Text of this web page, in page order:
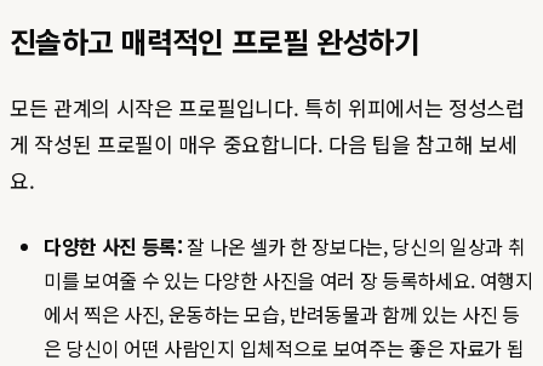
진솔하고 매력적인 프로필 완성하기
모든 관계의 시작은 프로필입니다. 특히 위피에서는 정성스럽
게 작성된 프로필이 매우 중요합니다. 다음 팁을 참고해 보세
요.
다양한 사진 등록:잘 나온 셀카 한 장보다는, 당신의 일상과 취
미를 보여줄 수 있는 다양한 사진을 여러 장 등록하세요. 여행지
에서 찍은 사진, 운동하는 모습, 반려동물과 함께 있는 사진 등
은 당신이 어떤 사람인지 입체적으로 보여주는 좋은 자료가 됩